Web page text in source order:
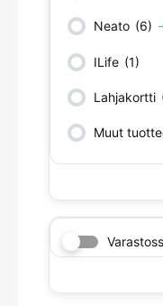
Neato (6)
ILife (1)
Lahjakortti
Muut